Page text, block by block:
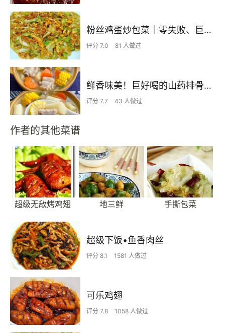
粉丝鸡蛋炒包菜｜零失败、巨下饭
评分 7.0 81 人做过
鲜香味美！巨好喝的山药排骨汤！！
评分 7.7 43 人做过
作者的其他菜谱
超级无敌烤鸡翅 地三鲜 手撕包菜
超级下饭•鱼香肉丝
评分 8.1 1581 人做过
可乐鸡翅
评分 7.8 1058 人做过